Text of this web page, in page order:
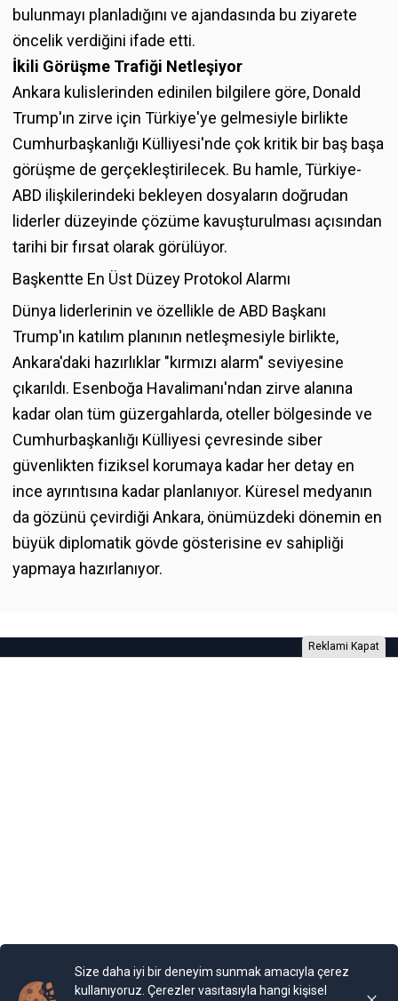
bulunmayı planladığını ve ajandasında bu ziyarete
öncelik verdiğini ifade etti.
İkili Görüşme Trafiği Netleşiyor
Ankara kulislerinden edinilen bilgilere göre, Donald
Trump'ın zirve için Türkiye'ye gelmesiyle birlikte
Cumhurbaşkanlığı Külliyesi'nde çok kritik bir baş başa
görüşme de gerçekleştirilecek. Bu hamle, Türkiye-
ABD ilişkilerindeki bekleyen dosyaların doğrudan
liderler düzeyinde çözüme kavuşturulması açısından
tarihi bir fırsat olarak görülüyor.
Başkentte En Üst Düzey Protokol Alarmı
Dünya liderlerinin ve özellikle de ABD Başkanı
Trump'ın katılım planının netleşmesiyle birlikte,
Ankara'daki hazırlıklar "kırmızı alarm" seviyesine
çıkarıldı. Esenboğa Havalimanı'ndan zirve alanına
kadar olan tüm güzergahlarda, oteller bölgesinde ve
Cumhurbaşkanlığı Külliyesi çevresinde siber
güvenlikten fiziksel korumaya kadar her detay en
ince ayrıntısına kadar planlanıyor. Küresel medyanın
da gözünü çevirdiği Ankara, önümüzdeki dönemin en
büyük diplomatik gövde gösterisine ev sahipliği
yapmaya hazırlanıyor.
Reklami Kapat
sunulmaktadır. Burada yer alan yorum ve tavsiyeler ise genel niteliktedir. Bu
Bu nedenle, sadece burada yer alan bilgilere dayanılarak yatırım kararı
verilmesi beklentilerinize uygun sonuçlar doğurmayabilir.
Size daha iyi bir deneyim sunmak amacıyla çerez
kullanıyoruz. Çerezler vasıtasıyla hangi kişisel